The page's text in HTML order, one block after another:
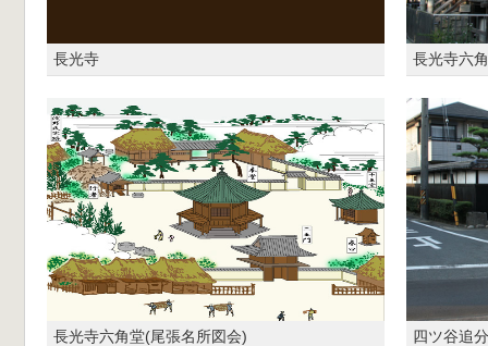
長光寺 長光寺六
長光寺六角堂(尾張名所図会) 四ツ谷追分